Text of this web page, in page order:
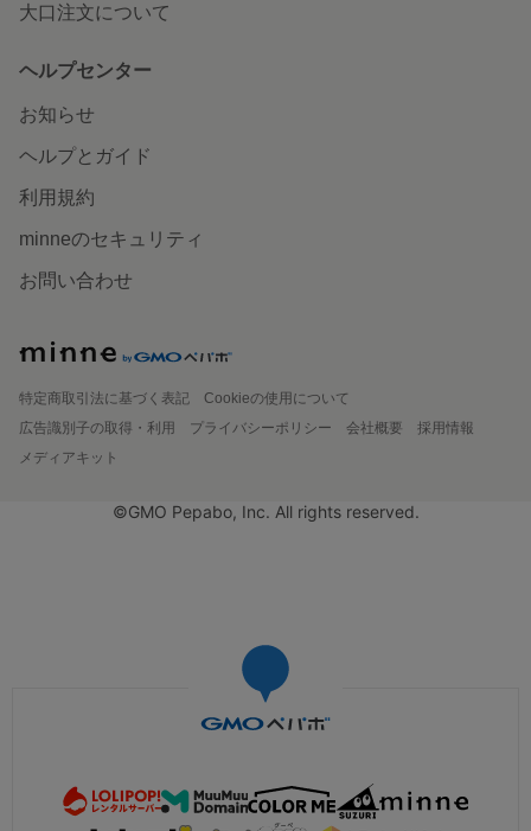
大口注文について
ヘルプセンター
お知らせ
ヘルプとガイド
利用規約
minneのセキュリティ
お問い合わせ
特定商取引法に基づく表記
Cookieの使用について
広告識別子の取得・利用
プライバシーポリシー 会社概要
採用情報
メディアキット
©GMO Pepabo, Inc. All rights reserved.